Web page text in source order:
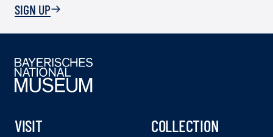
SIGN UP
VISIT COLLECTION